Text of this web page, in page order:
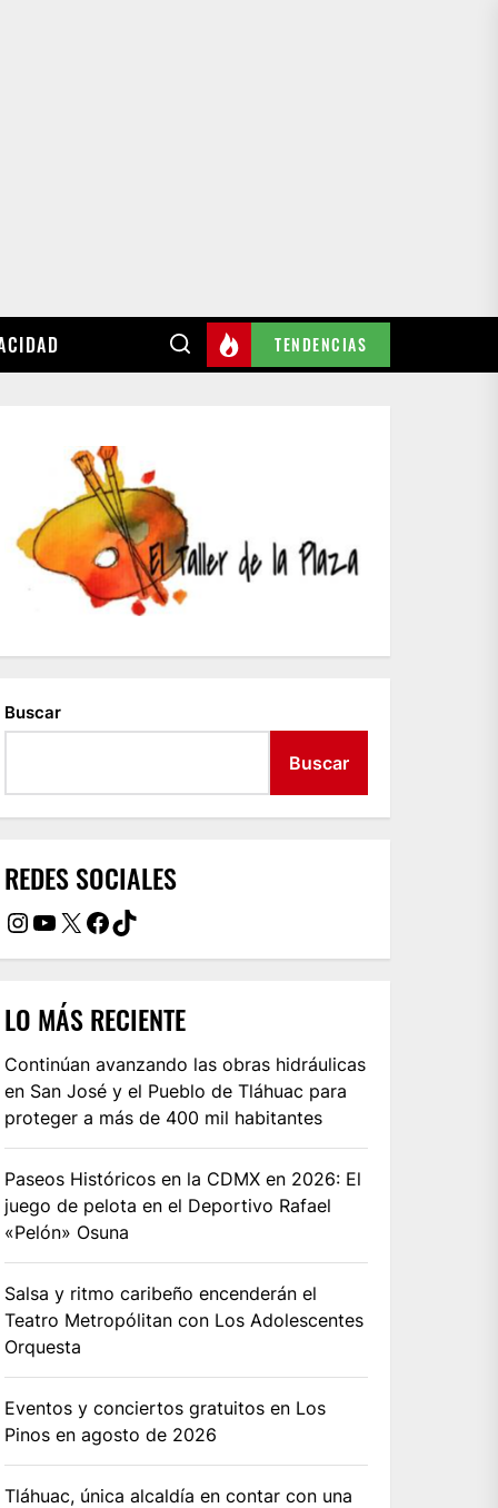
TENDENCIAS
Buscar
Buscar
REDES SOCIALES
Instagram
YouTube
X Facebook
TikTok
LO MÁS RECIENTE
Continúan avanzando las obras hidráulicas
en San José y el Pueblo de Tláhuac para
proteger a más de 400 mil habitantes
Paseos Históricos en la CDMX en 2026: El
juego de pelota en el Deportivo Rafael
«Pelón» Osuna
Salsa y ritmo caribeño encenderán el
Teatro Metropólitan con Los Adolescentes
Orquesta
Eventos y conciertos gratuitos en Los
Pinos en agosto de 2026
Tláhuac, única alcaldía en contar con una